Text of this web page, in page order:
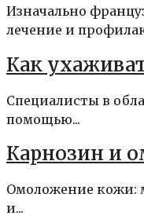
Изначально
лечение и
Как
Специалисты в
помощью...
Карнозин и
Омоложение кожи:
и...